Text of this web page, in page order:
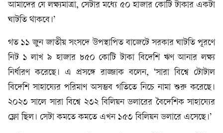
আমাদের যে লক্ষ্যমাত্রা, সেটার মধ্যে ৫০ হাজার কোটি টাকার একটা
ঘাটতি থাকবে।’
গত ১১ জুন জাতীয় সংসদে উপস্থাপিত বাজেটে সরকার ঘাটতি পূরণে
নিট ১ লাখ ৯ হাজার ৮৫০ কোটি টাকা বিদেশি ঋণ আনার লক্ষ্য
নির্ধারণ করেছে। এ প্রসঙ্গে রাজ্জাক বলেন, ‘সারা বিশ্বে টোটাল
বিদেশি সাহায্যের পরিমাণ অসম্ভব গতিতে নিচে নামা শুরু করেছে।
২০২৩ সালে সারা বিশ্বে ২৩২ বিলিয়ন ডলারের বৈদেশিক সাহায্যের
ফ্লো ছিল। সেটা কমতে কমতে এখন ১৫৩ বিলিয়ন ডলারে এসেছে।’